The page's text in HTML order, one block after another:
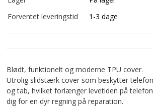
Forventet leveringstid
1-3 dage
Blødt, funktionelt og moderne TPU cover.
Utrolig slidstærk cover som beskytter
og tab, hvilket forlænger levetiden på
dig for en dyr regning på reparation.